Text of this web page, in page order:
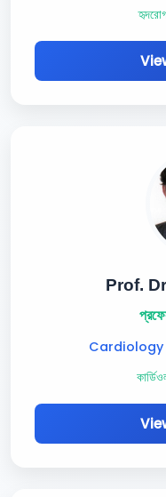
Prof.
Cardiology